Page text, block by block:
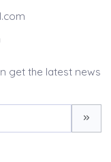
get the latest news